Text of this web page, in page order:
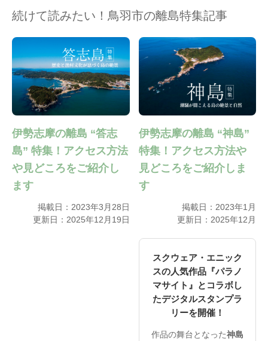
続けて読みたい！鳥羽市の離島特集記事
伊勢志摩の離島 “答志
島” 特集！アクセス方法
や見どころをご紹介し
ます
掲載日：2023年3月28日
更新日：2025年12月19日
伊勢志摩の離島 “神島”
特集！アクセス方法や
見どころをご紹介しま
す
掲載日：2023年1月
更新日：2025年12月
スクウェア・エニック
スの人気作品『パラノ
マサイト』とコラボし
たデジタルスタンプラ
リーを開催！
作品の舞台となった神島